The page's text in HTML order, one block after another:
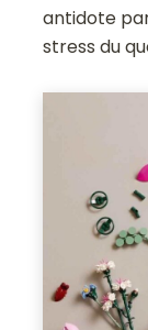
antidote
stress du